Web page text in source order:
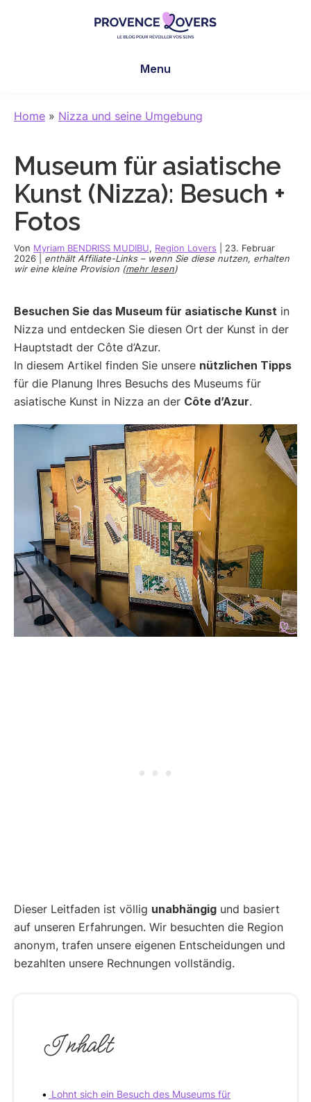
in
zu
wecken
-
de
Claire
Manu
Menu
Home » Nizza und seine Umgebung
Museum für asiatische
Kunst (Nizza): Besuch +
Fotos
Von Myriam BENDRISS MUDIBU, Region Lovers
23. Februar
2026
enthält Affiliate-Links – wenn Sie diese nutzen, erhalten
wir eine kleine Provision (mehr lesen)
Besuchen Sie das Museum für asiatische Kunst in
Nizza und entdecken Sie diesen Ort der Kunst in der
Hauptstadt der Côte d’Azur.
In diesem Artikel finden Sie unsere nützlichen Tipps
für die Planung Ihres Besuchs des Museums für
asiatische Kunst in Nizza an der Côte d’Azur.
Dieser Leitfaden ist völlig unabhängig und basiert
auf unseren Erfahrungen. Wir besuchten die Region
anonym, trafen unsere eigenen Entscheidungen und
bezahlten unsere Rechnungen vollständig.
Inhalt
Lohnt sich ein Besuch des Museums für